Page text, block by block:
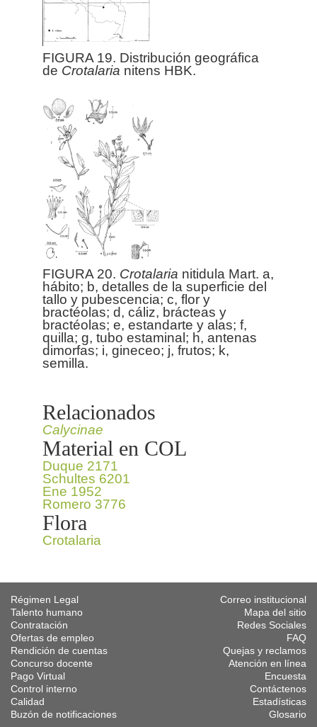
FIGURA 19. Distribución geográfica
de Crotalaria nitens HBK.
FIGURA 20. Crotalaria nitidula Mart. a,
hábito; b, detalles de la superficie del
tallo y pubescencia; c, flor y
bractéolas; d, cáliz, brácteas y
bractéolas; e, estandarte y alas; f,
quilla; g, tubo estaminal; h, antenas
dimorfas; i, gineceo; j, frutos; k,
semilla.
Relacionados
Calycinae
Material en COL
Duque 2171
Schultes 6201
Ene 1952
Romero 3776
Flora
Crotalaria
Régimen Legal
Talento humano
Contratación
Ofertas de empleo
Rendición de cuentas
Concurso docente
Pago Virtual
Control interno
Calidad
Buzón de notificaciones
Correo institucional
Mapa del sitio
Redes Sociales
FAQ
Quejas y reclamos
Atención en línea
Encuesta
Contáctenos
Estadísticas
Glosario